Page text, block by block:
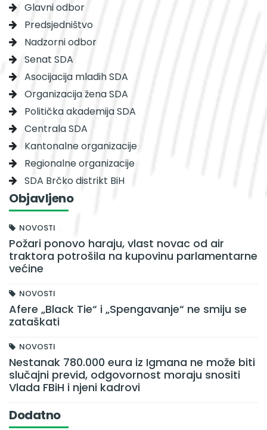
Glavni odbor
Predsjedništvo
Nadzorni odbor
Senat SDA
Asocijacija mladih SDA
Organizacija žena SDA
Politička akademija SDA
Centrala SDA
Kantonalne organizacije
Regionalne organizacije
SDA Brčko distrikt BiH
Objavljeno
NOVOSTI
Požari ponovo haraju, vlast novac od air
traktora potrošila na kupovinu parlamentarne
većine
NOVOSTI
Afere „Black Tie“ i „Spengavanje“ ne smiju se
zataškati
NOVOSTI
Nestanak 780.000 eura iz Igmana ne može biti
slučajni previd, odgovornost moraju snositi
Vlada FBiH i njeni kadrovi
Dodatno